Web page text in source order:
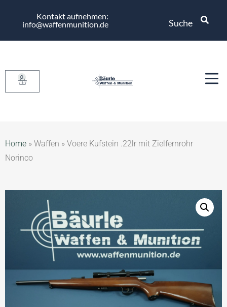
Kontakt aufnehmen:
info@waffenmunition.de
Suche
0
Home » Waffen » Voere Kufstein .22lr mit Zielfernrohr
Norinco